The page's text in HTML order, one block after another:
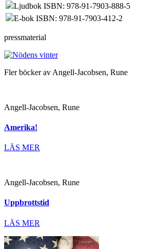
Ljudbok ISBN: 978-91-7903-888-5
E-bok ISBN: 978-91-7903-412-2
pressmaterial
Fler böcker av Angell-Jacobsen, Rune
Angell-Jacobsen, Rune
Amerika!
LÄS MER
Angell-Jacobsen, Rune
Uppbrottstid
LÄS MER